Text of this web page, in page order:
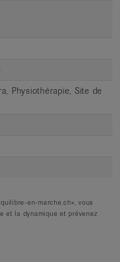
Physiothérapie, Site de
en-marche.ch», vous
et la dynamique et prévenez